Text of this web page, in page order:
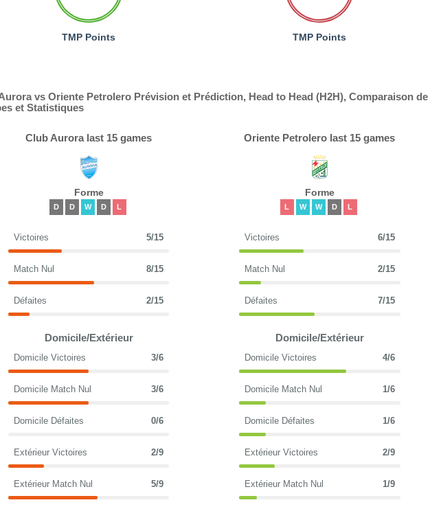
TMP Points TMP Points
vs Oriente Petrolero Prévision et Prédiction, Head to Head (H2H), Comparaison de
et Statistiques
Club Aurora last 15 games
Forme
D D W D L
Victoires 5/15
Match Nul 8/15
Défaites 2/15
Domicile/Extérieur
Domicile Victoires 3/6
Domicile Match Nul 3/6
Domicile Défaites 0/6
Extérieur Victoires 2/9
Extérieur Match Nul 5/9
Oriente Petrolero last 15 games
Forme
L W W D L
Victoires 6/15
Match Nul 2/15
Défaites 7/15
Domicile/Extérieur
Domicile Victoires 4/6
Domicile Match Nul 1/6
Domicile Défaites 1/6
Extérieur Victoires 2/9
Extérieur Match Nul 1/9